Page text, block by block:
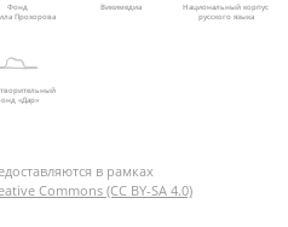
Фонд
Прохорова
Викимедиа
Национальный корпус
русского языка
«Дар»
в рамках
Commons (CC BY-SA 4.0)